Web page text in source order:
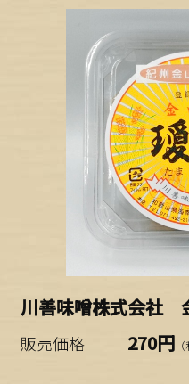
川善味噌株式会社
販売価格 270円